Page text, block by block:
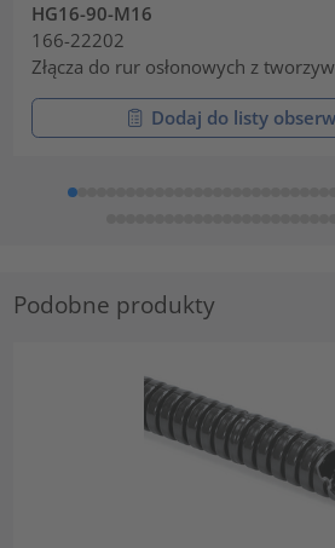
HG16-90-M16
166-22202
Złącza do rur osłonowych z
Dodaj do listy
Podobne produkty